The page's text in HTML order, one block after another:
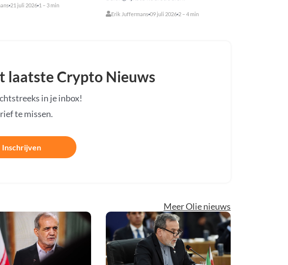
21 juli 2026 1 – 3 min
Erik Juffermans 09 juli 2026 2 – 4 min
laatste Crypto Nieuws
in je inbox!
te missen.
Inschrijven
Meer Olie nieuws